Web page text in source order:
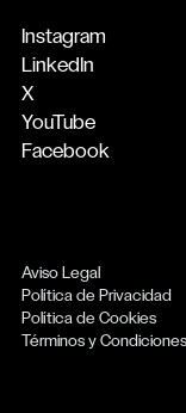
Instagram
LinkedIn
X
YouTube
Facebook
Aviso Legal
Política de Privacidad
Política de Cookies
Términos y Condiciones